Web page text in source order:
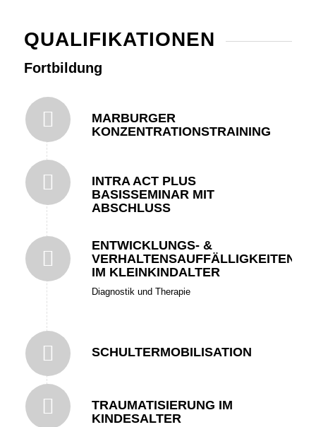
QUALIFIKATIONEN
Fortbildung
MARBURGER
KONZENTRATIONSTRAINING
INTRA ACT PLUS
BASISSEMINAR MIT
ABSCHLUSS
ENTWICKLUNGS- &
VERHALTENSAUFFÄLLIGKEITEN
IM KLEINKINDALTER
Diagnostik und Therapie
SCHULTERMOBILISATION
TRAUMATISIERUNG IM
KINDESALTER